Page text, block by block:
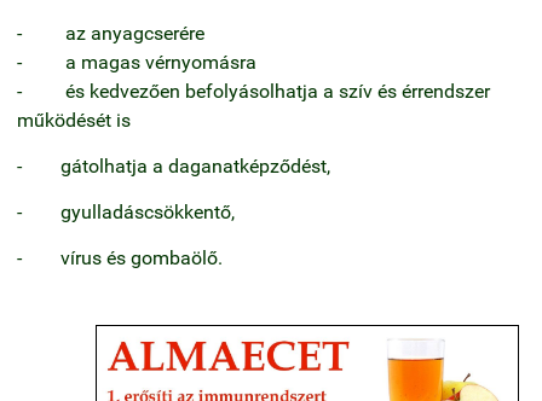
- az anyagcserére
- a magas vérnyomásra
- és kedvezően befolyásolhatja a szív és érrendszer
működését is
- gátolhatja a daganatképződést,
- gyulladáscsökkentő,
- vírus és gombaölő.